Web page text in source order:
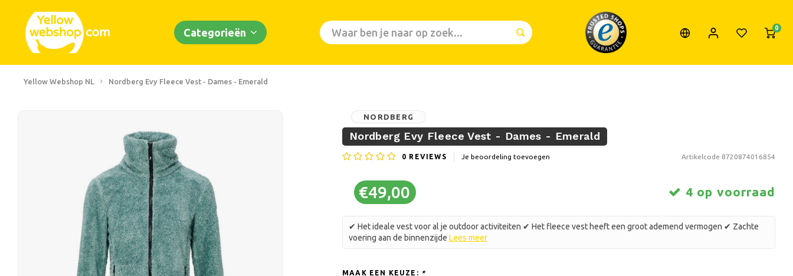
Categorieën 0
Yellow Webshop NL Nordberg Evy Fleece Vest - Dames - Emerald
NORDBERG
Nordberg Evy Fleece Vest - Dames - Emerald
0 REVIEWS Je beoordeling toevoegen Artikelcode 8720874016854
€49,00 4 op voorraad
✔ Het ideale vest voor al je outdoor activiteiten ✔ Het fleece vest heeft een groot ademend vermogen ✔ Zachte
voering aan de binnenzijde Lees meer
MAAK EEN KEUZE: *